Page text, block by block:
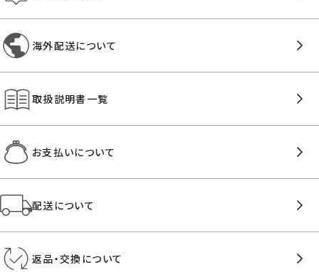
海外配送について
取扱説明書一覧
お支払いについて
配送について
返品・交換について